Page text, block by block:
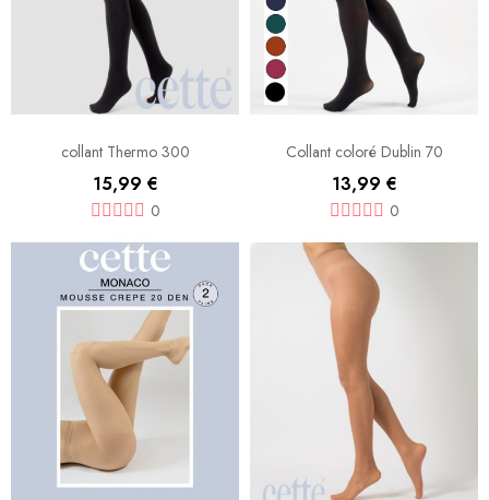
collant Thermo 300
15,99 €
0
Collant coloré Dublin 70
13,99 €
0